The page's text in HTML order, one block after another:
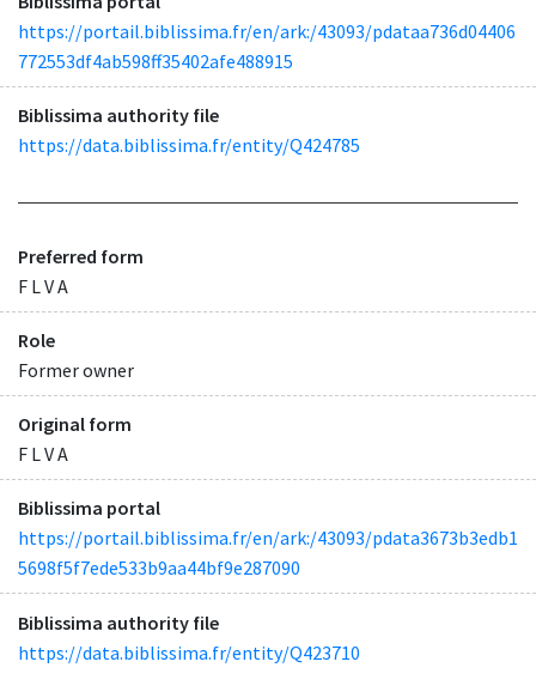
https://portail.biblissima.fr/en/ark:/43093/pdataa736d04406
772553df4ab598ff35402afe488915
Biblissima authority file
https://data.biblissima.fr/entity/Q424785
Preferred form
F L V A
Role
Former owner
Original form
F L V A
Biblissima portal
https://portail.biblissima.fr/en/ark:/43093/pdata3673b3edb1
5698f5f7ede533b9aa44bf9e287090
Biblissima authority file
https://data.biblissima.fr/entity/Q423710